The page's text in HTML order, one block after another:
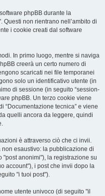
phpBB durante la
non rientrano nell’ambito di
i cookie creati dal software
In primo luogo, mentre si naviga
creerà un certo numero di
scaricati nei file temporanei
solo un identificativo utente (in
di sessione (in seguito “session-
phpBB. Un terzo cookie viene
“Documentazione tecnica” e viene
quelli ancora da leggere, quindi
è attraverso ciò che ci invii.
esaustivo: la pubblicazione di
anonimi"), la registrazione su
account"), i post che invii dopo la
"i tuoi post").
utente univoco (di seguito "il